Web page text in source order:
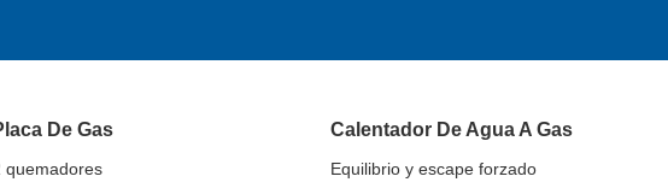
De Gas
quemadores
Calentador De Agua A Gas
Equilibrio y escape forzado